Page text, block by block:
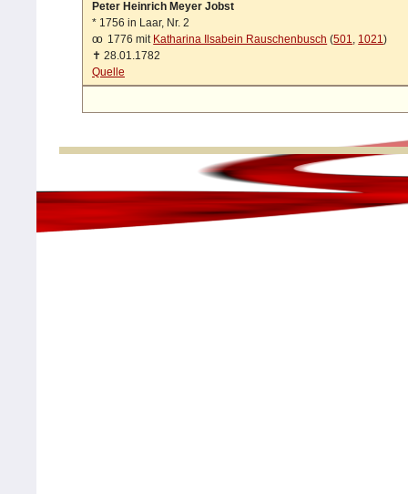
Peter Heinrich Meyer Jobst
* 1756 in Laar, Nr. 2
oo
1776 mit Katharina Ilsabein Rauschenbusch (501, 1021)
✝ 28.01.1782
Quelle